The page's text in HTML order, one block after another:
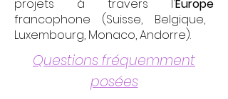
projets à travers l'Europe
francophone (Suisse, Belgique,
Luxembourg, Monaco, Andorre).
Questions fréquemment
posées